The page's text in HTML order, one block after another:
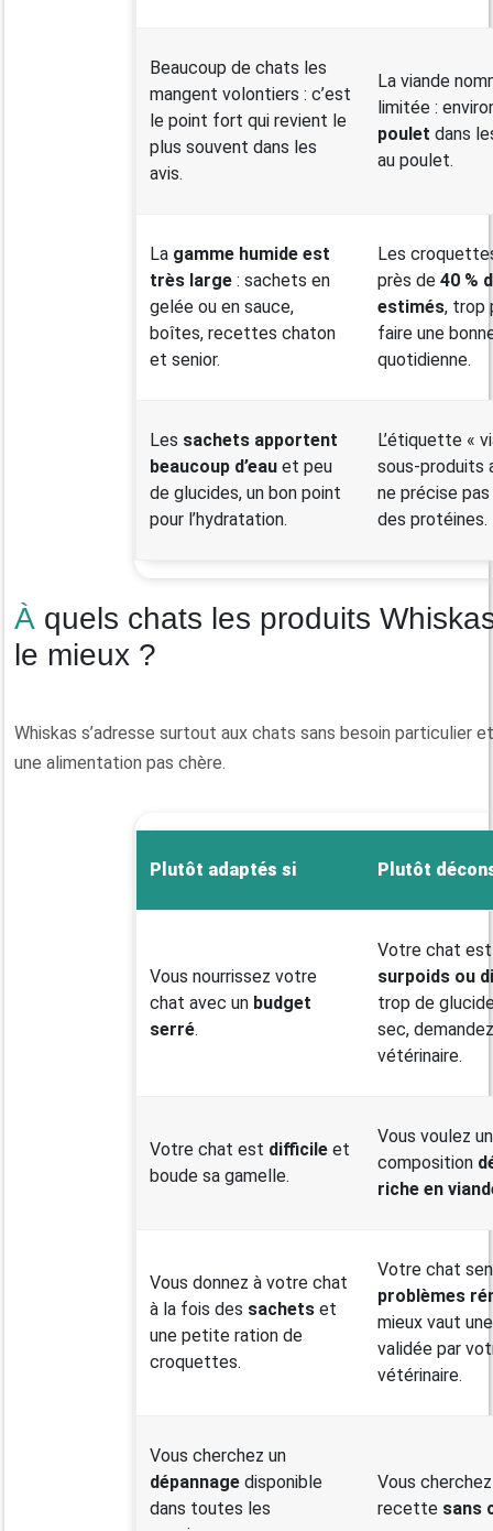
Beaucoup de chats les
mangent volontiers : c’est
le point fort qui revient le
plus souvent dans les
avis.
La viande
limitée :
poulet dans
au poulet.
La gamme humide est
très large : sachets en
gelée ou en sauce,
boîtes, recettes chaton
et senior.
Les
près de 40 %
estimés, trop
faire une
quotidienne.
Les sachets apportent
beaucoup d’eau et peu
de glucides, un bon point
pour l’hydratation.
L’étiquette «
sous-produits
ne précise pas
des protéines.
À quels chats les produits Whiskas conviennent-ils
le mieux ?
Whiskas s’adresse surtout aux chats sans besoin particulier
une alimentation pas chère.
Plutôt adaptés si Plutôt
Vous nourrissez votre
chat avec un budget
serré.
Votre chat
surpoids ou
trop de
sec,
vétérinaire.
Votre chat est difficile et
boude sa gamelle.
Vous voulez
composition
riche en
Vous donnez à votre chat
à la fois des sachets et
une petite ration de
croquettes.
Votre chat
problèmes
mieux vaut
validée par
vétérinaire.
Vous cherchez un
dépannage disponible
dans toutes les
Vous
recette sans